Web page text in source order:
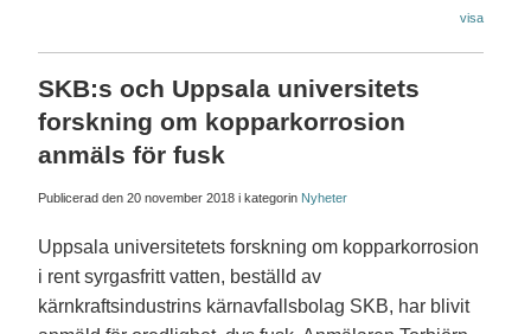
visa
SKB:s och Uppsala universitets
forskning om kopparkorrosion
anmäls för fusk
Publicerad den 20 november 2018 i kategorin Nyheter
Uppsala universitetets forskning om kopparkorrosion
i rent syrgasfritt vatten, beställd av
kärnkraftsindustrins kärnavfallsbolag SKB, har blivit